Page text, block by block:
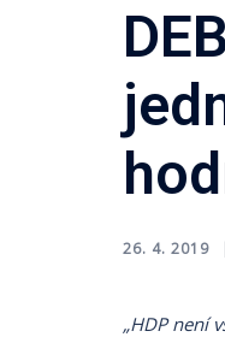
26. 4. 2019
„HDP není